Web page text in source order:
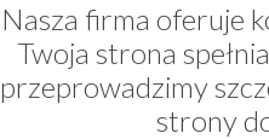
Nasza firma oferuje
Twoja strona
przeprowadzimy
strony